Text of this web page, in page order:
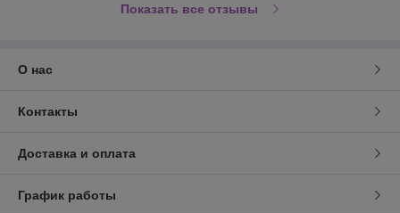
Показать все отзывы
О нас
Контакты
Доставка и оплата
График работы